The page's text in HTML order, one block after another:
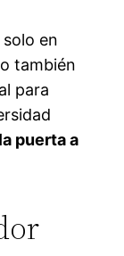
en
también
para
puerta a